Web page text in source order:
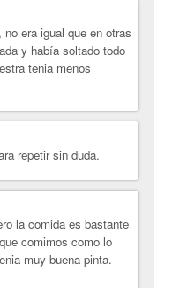
innovación es la marca
la calle Laurel de
elaborados con
los vinos de la tierra o
con su punto
los más golosos... Todo
Letras de Laurel. Y
y que no deja de
de los grandes vinos.
de Laurel.
Laurel, síguelo en
era igual que en otras
y había soltado todo
tenia menos
repetir sin duda.
la comida es bastante
comimos como lo
muy buena pinta.